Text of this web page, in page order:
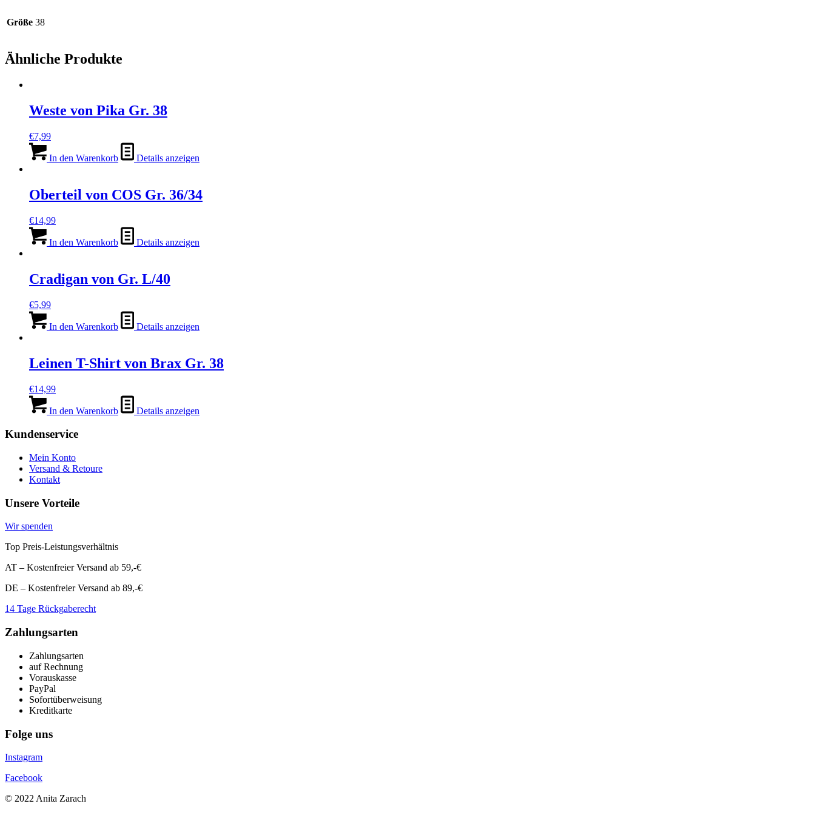
Größe 38
Ähnliche Produkte
Weste von Pika Gr. 38
€7,99
In den Warenkorb Details anzeigen
Oberteil von COS Gr. 36/34
€14,99
In den Warenkorb Details anzeigen
Cradigan von Gr. L/40
€5,99
In den Warenkorb Details anzeigen
Leinen T-Shirt von Brax Gr. 38
€14,99
In den Warenkorb Details anzeigen
Kundenservice
Mein Konto
Versand & Retoure
Kontakt
Unsere Vorteile
Wir spenden
Top Preis-Leistungsverhältnis
AT – Kostenfreier Versand ab 59,-€
DE – Kostenfreier Versand ab 89,-€
14 Tage Rückgaberecht
Zahlungsarten
Zahlungsarten
auf Rechnung
Vorauskasse
PayPal
Sofortüberweisung
Kreditkarte
Folge uns
Instagram
Facebook
© 2022 Anita Zarach